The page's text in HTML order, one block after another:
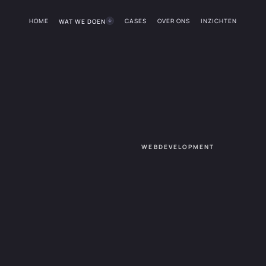
HOME WAT WE DOEN CASES OVER ONS INZICHTEN
WEBDEVELOPMENT